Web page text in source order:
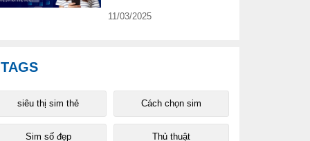
11/03/2025
TAGS
siêu thị sim thẻ Cách chọn sim
Sim số đẹp Thủ thuật